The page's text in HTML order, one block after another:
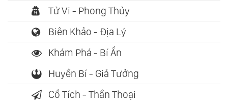
Tử Vi - Phong Thủy
Biên Khảo - Địa Lý
Khám Phá - Bí Ẩn
Huyền Bí - Giả Tưởng
Cổ Tích - Thần Thoại